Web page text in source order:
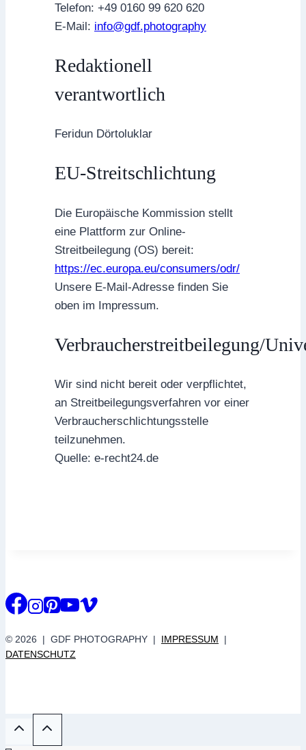
Telefon: +49 0160 99 620 620
E-Mail: info@gdf.photography
Redaktionell
verantwortlich
Feridun Dörtoluklar
EU-Streitschlichtung
Die Europäische Kommission stellt
eine Plattform zur Online-
Streitbeilegung (OS) bereit:
https://ec.europa.eu/consumers/odr/
Unsere E-Mail-Adresse finden Sie
oben im Impressum.
Verbraucherstreitbeilegung/
Wir sind nicht bereit oder verpflichtet,
an Streitbeilegungsverfahren vor einer
Verbraucherschlichtungsstelle
teilzunehmen.
Quelle: e-recht24.de
© 2026 | GDF PHOTOGRAPHY | IMPRESSUM |
DATENSCHUTZ